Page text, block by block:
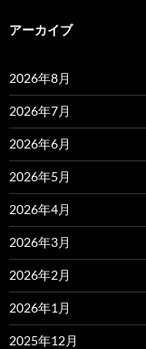
アーカイブ
2026年8月
2026年7月
2026年6月
2026年5月
2026年4月
2026年3月
2026年2月
2026年1月
2025年12月